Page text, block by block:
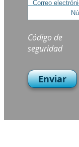
Código de
seguridad
Enviar